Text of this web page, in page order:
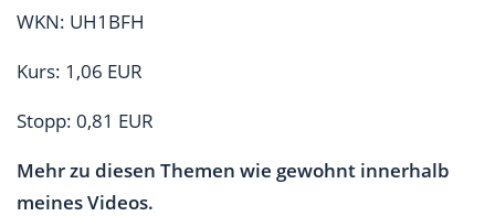
WKN: UH1BFH
Kurs: 1,06 EUR
Stopp: 0,81 EUR
Mehr zu diesen Themen wie gewohnt innerhalb
meines Videos.